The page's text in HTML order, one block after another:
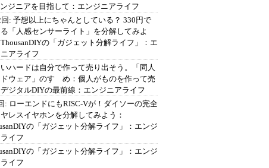
ジニアを目指して：エンジニアライフ
: 予想以上にちゃんとしている？ 330円で
「人感センサーライト」を分解してみよ
の「ガジェット分解ライフ」：エ
アライフ
ハードは自分で作って売り出そう。「同人
ウェア」のすゝめ：個人がものを作って売
ジタルDIYの最前線：エンジニアライフ
: ローエンドにもRISC-Vが！ダイソーの完全
レスイヤホンを分解してみよう：
の「ガジェット分解ライフ」：エンジ
イフ
の「ガジェット分解ライフ」：エンジ
イフ